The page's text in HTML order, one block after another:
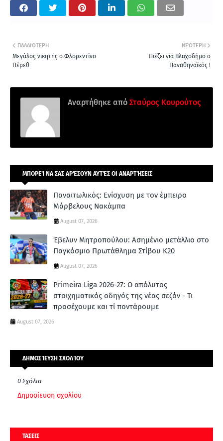
ΝΕΌΤΕΡΗ
Πιέζει για Βλαχοδήμο ο
Παναθηναϊκός !
ΠΑΛΑΙΌΤΕΡΗ
Μεγάλος νικητής ο Φλορεντίνο
Πέρεθ
Αναρτήθηκε από Σταύρος Κουρούτος
ΜΠΟΡΕΊ ΝΑ ΣΑΣ ΑΡΈΣΟΥΝ ΑΥΤΈΣ ΟΙ ΑΝΑΡΤΉΣΕΙΣ
Παναιτωλικός: Ενίσχυση με τον έμπειρο
Μάρβελους Νακάμπα
August 07, 2026
Έβελυν Μητροπούλου: Ασημένιο μετάλλιο στο
Παγκόσμιο Πρωτάθλημα Στίβου Κ20
August 07, 2026
Primeira Liga 2026-27: Ο απόλυτος
στοιχηματικός οδηγός της νέας σεζόν - Τι
προσέχουμε και τί ποντάρουμε
August 07, 2026
ΔΗΜΟΣΊΕΥΣΗ ΣΧΟΛΊΟΥ
0 Σχόλια
Δημοσίευση σχολίου
ΤΑΣΕΙΣ